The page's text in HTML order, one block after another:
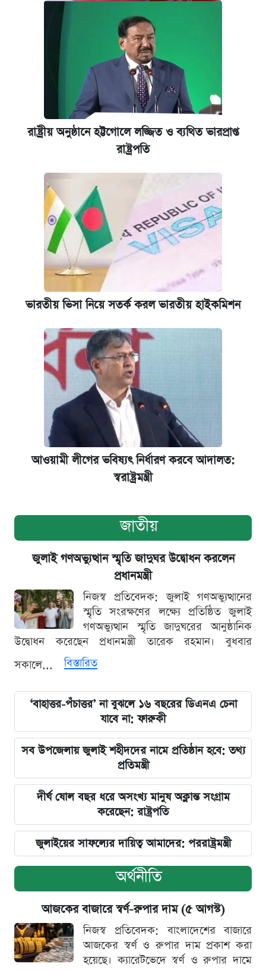
রাষ্ট্রীয় অনুষ্ঠানে হট্টগোলে লজ্জিত ও ব্যথিত ভারপ্রাপ্ত
রাষ্ট্রপতি
ভারতীয় ভিসা নিয়ে সতর্ক করল ভারতীয় হাইকমিশন
আওয়ামী লীগের ভবিষ্যৎ নির্ধারণ করবে আদালত:
স্বরাষ্ট্রমন্ত্রী
জাতীয়
জুলাই গণঅভ্যুত্থান স্মৃতি জাদুঘর উদ্বোধন করলেন
প্রধানমন্ত্রী
নিজস্ব প্রতিবেদক: জুলাই গণঅভ্যুত্থানের
স্মৃতি সংরক্ষণের লক্ষ্যে প্রতিষ্ঠিত জুলাই
গণঅভ্যুত্থান স্মৃতি জাদুঘরের আনুষ্ঠানিক
উদ্বোধন করেছেন প্রধানমন্ত্রী তারেক রহমান। বুধবার
সকালে...
বিস্তারিত
‘বাহাত্তর-পঁচাত্তর’ না বুঝলে ১৬ বছরের ডিএনএ চেনা
যাবে না: ফারুকী
সব উপজেলায় জুলাই শহীদদের নামে প্রতিষ্ঠান হবে: তথ্য
প্রতিমন্ত্রী
দীর্ঘ ষোল বছর ধরে অসংখ্য মানুষ অক্লান্ত সংগ্রাম
করেছেন: রাষ্ট্রপতি
জুলাইয়ের সাফল্যের দায়িত্ব আমাদের: পররাষ্ট্রমন্ত্রী
অর্থনীতি
আজকের বাজারে স্বর্ণ-রুপার দাম (৫ আগস্ট)
নিজস্ব প্রতিবেদক: বাংলাদেশের বাজারে
আজকের স্বর্ণ ও রুপার দাম প্রকাশ করা
হয়েছে। ক্যারেটভেদে স্বর্ণ ও রুপার দামে